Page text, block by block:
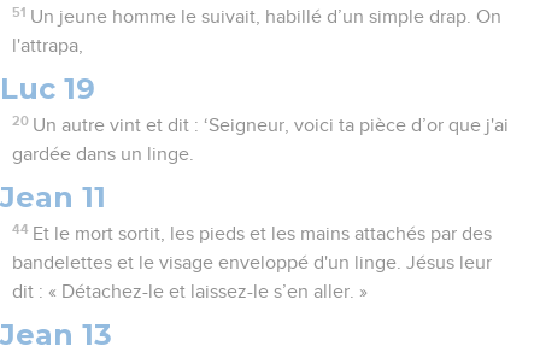
51 Un jeune homme le suivait, habillé d’un simple drap. On
l'attrapa,
Luc 19
20 Un autre vint et dit : ‘Seigneur, voici ta pièce d’or que j'ai
gardée dans un linge.
Jean 11
44 Et le mort sortit, les pieds et les mains attachés par des
bandelettes et le visage enveloppé d'un linge. Jésus leur
dit : « Détachez-le et laissez-le s’en aller. »
Jean 13